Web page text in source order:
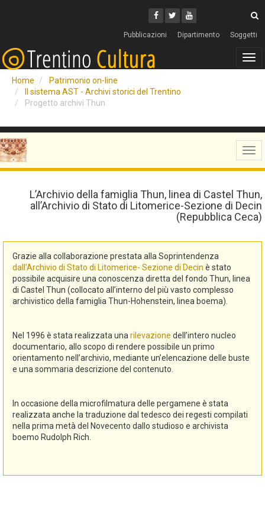
Facebook
Twitter
Youtube
Pubblicazioni Dipartimento Soggetti
Home
Patrimonio on-line
Il sistema AST - Archivi storici del Trentino
Progetto archivi Thun
L’Archivio della famiglia Thun, linea di Castel Thun,
all’Archivio di Stato di Litomerice-Sezione di Decin
(Repubblica Ceca)
Grazie alla collaborazione prestata alla Soprintendenza
dall’Archivio di Stato di Litomerice- Sezione di Decin è stato
possibile acquisire una conoscenza diretta del fondo Thun, linea
di Castel Thun (collocato all’interno del più vasto complesso
archivistico della famiglia Thun-Hohenstein, linea boema).
Nel 1996 è stata realizzata una rilevazione dell’intero nucleo
documentario, allo scopo di rendere possibile un primo
orientamento nell’archivio, mediante un’elencazione delle buste
e una sommaria descrizione del contenuto.
In occasione della microfilmatura delle pergamene è stata
realizzata anche la traduzione dal tedesco dei regesti compilati
nella prima metà del Novecento dallo studioso e archivista
boemo Rudolph Rich.